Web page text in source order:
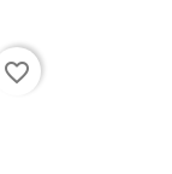
favorite_border